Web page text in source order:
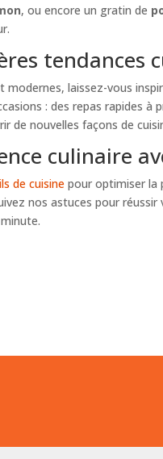
, ou encore un gratin de
tendances
laissez-vous
: des repas rapides à
de nouvelles façons de
culinaire
de cuisinepour optimiser la
nos astuces pour réussir